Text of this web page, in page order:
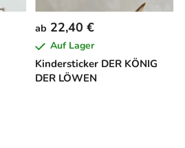
Kindersticker DER KÖNIG
DER LÖWEN
ab 22,40 €
Auf Lager